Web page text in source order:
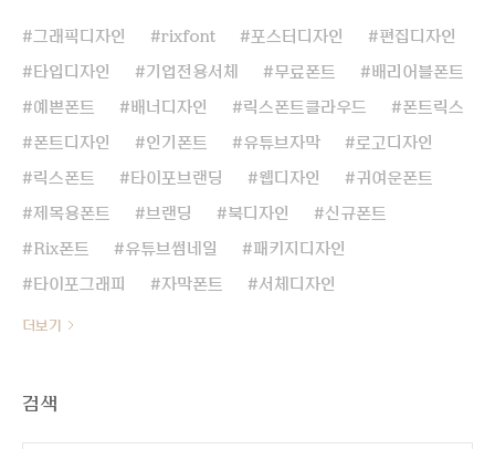
그래픽디자인 rixfont 포스터디자인 편집디자인
타입디자인 기업전용서체 무료폰트 배리어블폰트
예쁜폰트 배너디자인 릭스폰트클라우드 폰트릭스
폰트디자인 인기폰트 유튜브자막 로고디자인
릭스폰트 타이포브랜딩 웹디자인 귀여운폰트
제목용폰트 브랜딩 북디자인 신규폰트
Rix폰트 유튜브썸네일 패키지디자인
타이포그래피 자막폰트 서체디자인
더보기
검색